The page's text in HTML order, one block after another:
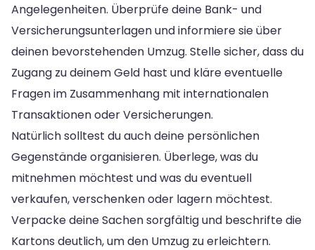
Angelegenheiten. Überprüfe deine Bank- und
Versicherungsunterlagen und informiere sie über
deinen bevorstehenden Umzug. Stelle sicher, dass du
Zugang zu deinem Geld hast und kläre eventuelle
Fragen im Zusammenhang mit internationalen
Transaktionen oder Versicherungen.
Natürlich solltest du auch deine persönlichen
Gegenstände organisieren. Überlege, was du
mitnehmen möchtest und was du eventuell
verkaufen, verschenken oder lagern möchtest.
Verpacke deine Sachen sorgfältig und beschrifte die
Kartons deutlich, um den Umzug zu erleichtern.